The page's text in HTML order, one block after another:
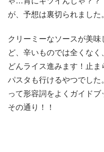
が、予想は裏切られました
クリーミーなソースが美
ど、辛いものでは全くな
どんライス進みます！止
パスタも行けるやつでし
って形容詞をよくガイド
その通り！！